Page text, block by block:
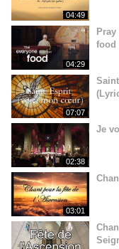
04:49
04:29
food
07:07
02:38
Je
03:01